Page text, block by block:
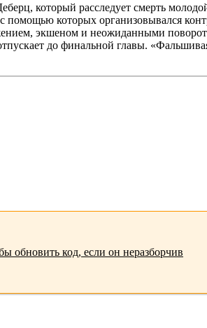
который расследует смерть
которых организовывался
экшеном и неожиданными
до финальной главы.